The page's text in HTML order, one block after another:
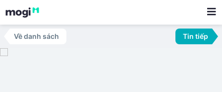
Về danh sách Tin tiếp